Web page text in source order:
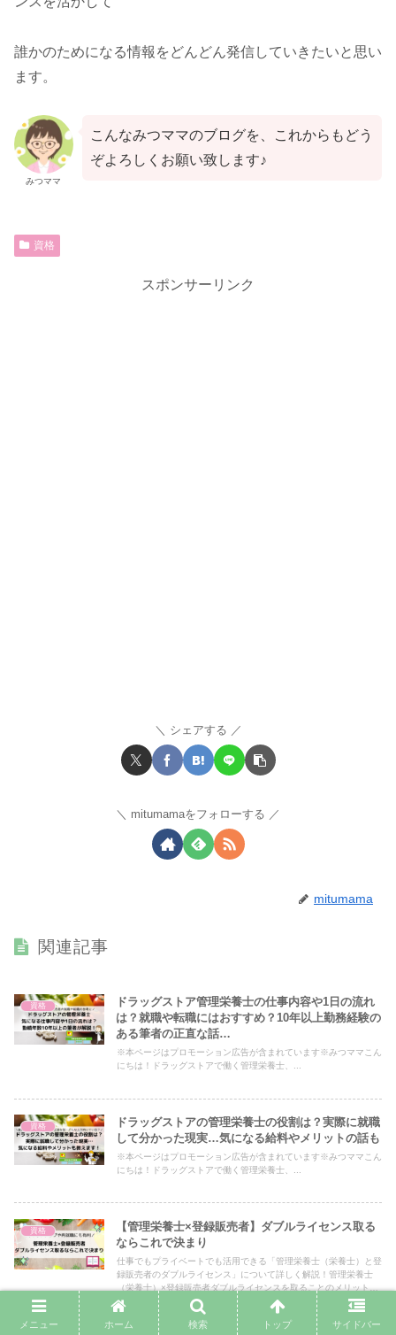
誰かのためになる情報をどんどん発信していきたいと思い
ます。
みつママ
こんなみつママのブログを、これからもどう
ぞよろしくお願い致します♪
資格
スポンサーリンク
シェアする
mitumamaをフォローする
mitumama
関連記事
資格
ドラッグストア管理栄養士の仕事内容や1日の流れ
は？就職や転職にはおすすめ？10年以上勤務経験の
ある筆者の正直な話…
※本ページはプロモーション広告が含まれています※みつママこん
にちは！ドラッグストアで働く管理栄養士、...
資格
ドラッグストアの管理栄養士の役割は？実際に就職
して分かった現実…気になる給料やメリットの話も
※本ページはプロモーション広告が含まれています※みつママこん
にちは！ドラッグストアで働く管理栄養士、...
資格
【管理栄養士×登録販売者】ダブルライセンス取る
ならこれで決まり
仕事でもプライベートでも活用できる「管理栄養士（栄養士）と登
録販売者のダブルライセンス」について詳しく解説！管理栄養士
（栄養士）×登録販売者ダブルライセンスを取ることのメリットに
ついて、もっと掘り下げて具体的な説明をしていきたいと思いま
す。
メニュー ホーム 検索 トップ サイドバー